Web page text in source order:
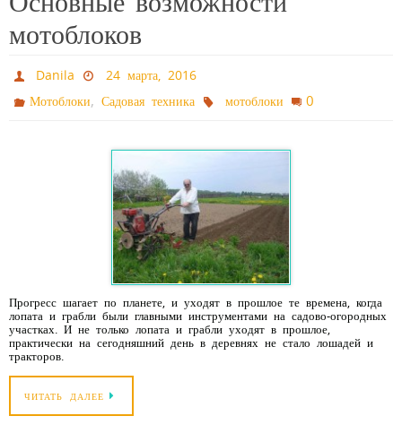
мотоблоков
Danila
24 марта, 2016
Мотоблоки,Садовая техника мотоблоки 0
Прогресс шагает по планете, и уходят в прошлое те времена, когда
лопата и грабли были главными инструментами на садово-огородных
участках. И не только лопата и грабли уходят в прошлое,
практически на сегодняшний день в деревнях не стало лошадей и
тракторов.
ЧИТАТЬ ДАЛЕЕ